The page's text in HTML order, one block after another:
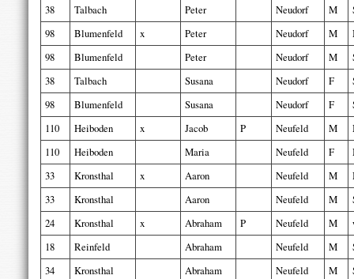
38
Talbach Peter Neudorf M
98
Blumenfeld x Peter Neudorf M
98
Blumenfeld Peter Neudorf M
38
Talbach Susana Neudorf F
98
Blumenfeld Susana Neudorf F
110
Heiboden x Jacob P Neufeld M
110
Heiboden Maria Neufeld F
33
Kronsthal x Aaron Neufeld M
33
Kronsthal Aaron Neufeld M
24
Kronsthal x Abraham P Neufeld M
18
Reinfeld Abraham Neufeld M
34
Kronsthal Abraham Neufeld M